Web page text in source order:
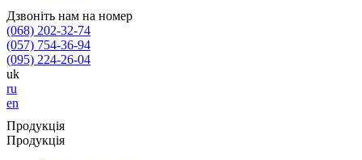
Дзвоніть нам на номер
(068) 202-32-74
(057) 754-36-94
(095) 224-26-04
uk
ru
en
Продукція
Продукція